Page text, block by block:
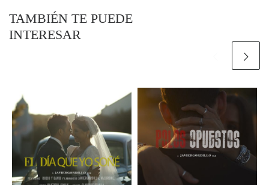
TAMBIÉN TE PUEDE
INTERESAR